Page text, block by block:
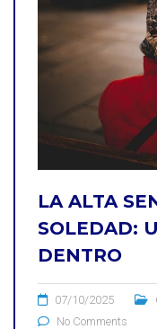
LA ALTA
SOLEDAD:
DENTRO
07/10/2025
No Comments